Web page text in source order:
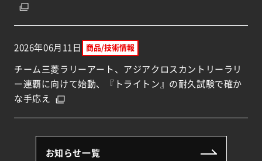
2026年06月11日 商品/技術情報
チーム三菱ラリーアート、アジアクロスカントリーラリ
ー連覇に向けて始動、『トライトン』の耐久試験で確か
な手応え
（別ウィンドウで開く）
お知らせ一覧